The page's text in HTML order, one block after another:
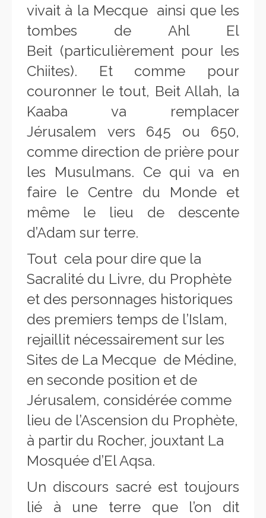
vivait à la Mecque ainsi que les
tombes de Ahl El
Beit (particulièrement pour les
Chiites). Et comme pour
couronner le tout, Beit Allah, la
Kaaba va remplacer
Jérusalem vers 645 ou 650,
comme direction de prière pour
les Musulmans. Ce qui va en
faire le Centre du Monde et
même le lieu de descente
d’Adam sur terre.
Tout cela pour dire que la
Sacralité du Livre, du Prophète
et des personnages historiques
des premiers temps de l’Islam,
rejaillit nécessairement sur les
Sites de La Mecque de Médine,
en seconde position et de
Jérusalem, considérée comme
lieu de l’Ascension du Prophète,
à partir du Rocher, jouxtant La
Mosquée d’El Aqsa.
Un discours sacré est toujours
lié à une terre que l’on dit